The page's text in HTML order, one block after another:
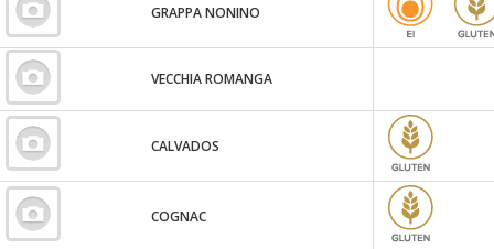
GRAPPA NONINO
VECCHIA ROMANGA
CALVADOS
COGNAC